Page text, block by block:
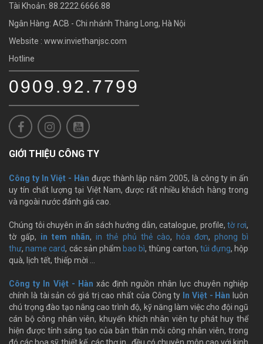
Tài Khoản: 88.2222.6666.88
Ngân Hàng: ACB - Chi nhánh Thăng Long, Hà Nội
Website : www.inviethanjsc.com
Hotline
0909.92.7799
GIỚI THIỆU CÔNG TY
Công ty In Việt - Hàn được thành lập năm 2005, là công ty in ấn
uy tín chất lượng tại Việt Nam, được rất nhiều khách hàng trong
và ngoài nước đánh giá cao.
Chúng tôi chuyên in ấn sách hướng dẫn, catalogue, profile,tờ rơi,
tờ gấp, in tem nhãn,in thẻ phủ thẻ cào, hóa đơn, phong bì
thư,name card, các sản phẩm bao bì, thùng carton, túi đựng, hộp
quà, lịch tết, thiếp mời …
Công ty In Việt - Hàn xác định nguồn nhân lực chuyên nghiệp
chính là tài sản có giá trị cao nhất của Công ty In Việt - Hàn luôn
chú trọng đào tạo nâng cao trình độ, kỹ năng làm việc cho đội ngũ
cán bộ công nhân viên, khuyến khích nhân viên tự phát huy thể
hiện được tính sáng tạo của bản thân mỗi công nhân viên, trong